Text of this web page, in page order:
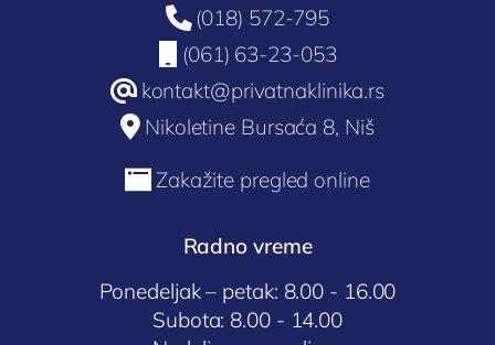
 (018) 572-795
(061) 63-23-053
@ kontakt@privatnaklinika.rs
 Nikoletine Bursaća 8, Niš
 Zakažite pregled online
Radno vreme
Ponedeljak – petak: 8.00 - 16.00
Subota: 8.00 - 14.00